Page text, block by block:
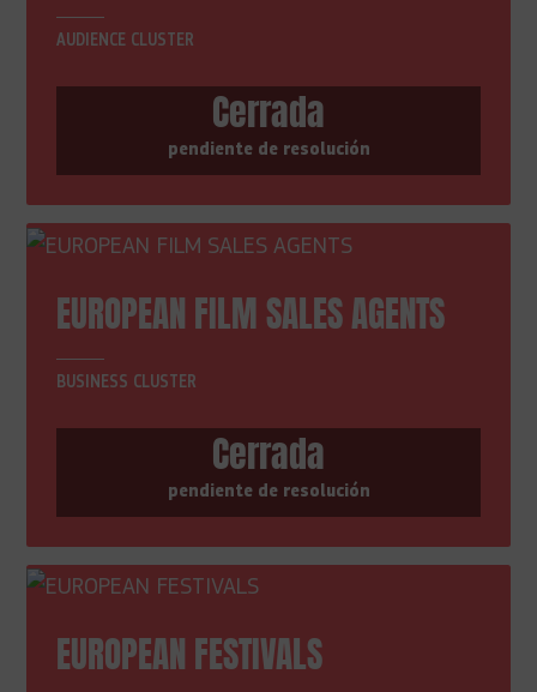
AUDIENCE CLUSTER
Cerrada
pendiente de resolución
EUROPEAN FILM SALES AGENTS
BUSINESS CLUSTER
Cerrada
pendiente de resolución
EUROPEAN FESTIVALS